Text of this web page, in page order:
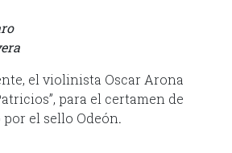
el violinista Oscar Arona
para el certamen de
el sello Odeón.